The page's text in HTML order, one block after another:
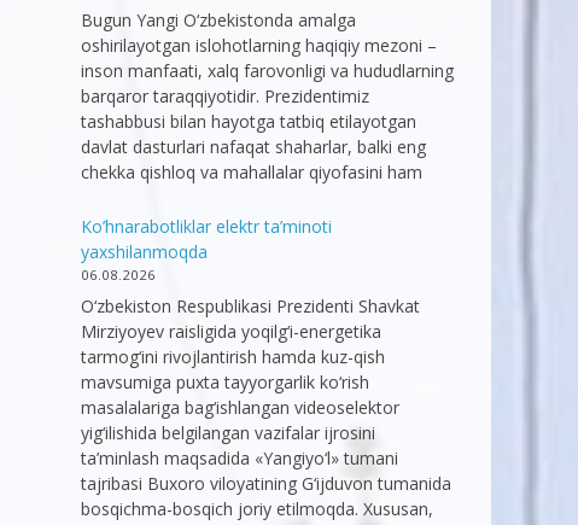
Bugun Yangi O‘zbekistonda amalga
oshirilayotgan islohotlarning haqiqiy mezoni –
inson manfaati, xalq farovonligi va hududlarning
barqaror taraqqiyotidir. Prezidentimiz
tashabbusi bilan hayotga tatbiq etilayotgan
davlat dasturlari nafaqat shaharlar, balki eng
chekka qishloq va mahallalar qiyofasini ham
Ko’hnarabotliklar elektr ta’minoti
yaxshilanmoqda
06.08.2026
O‘zbekiston Respublikasi Prezidenti Shavkat
Mirziyoyev raisligida yoqilg‘i-energetika
tarmog‘ini rivojlantirish hamda kuz-qish
mavsumiga puxta tayyorgarlik ko‘rish
masalalariga bag‘ishlangan videoselektor
yig‘ilishida belgilangan vazifalar ijrosini
ta’minlash maqsadida «Yangiyo‘l» tumani
tajribasi Buxoro viloyatining G‘ijduvon tumanida
bosqichma-bosqich joriy etilmoqda. Xususan,